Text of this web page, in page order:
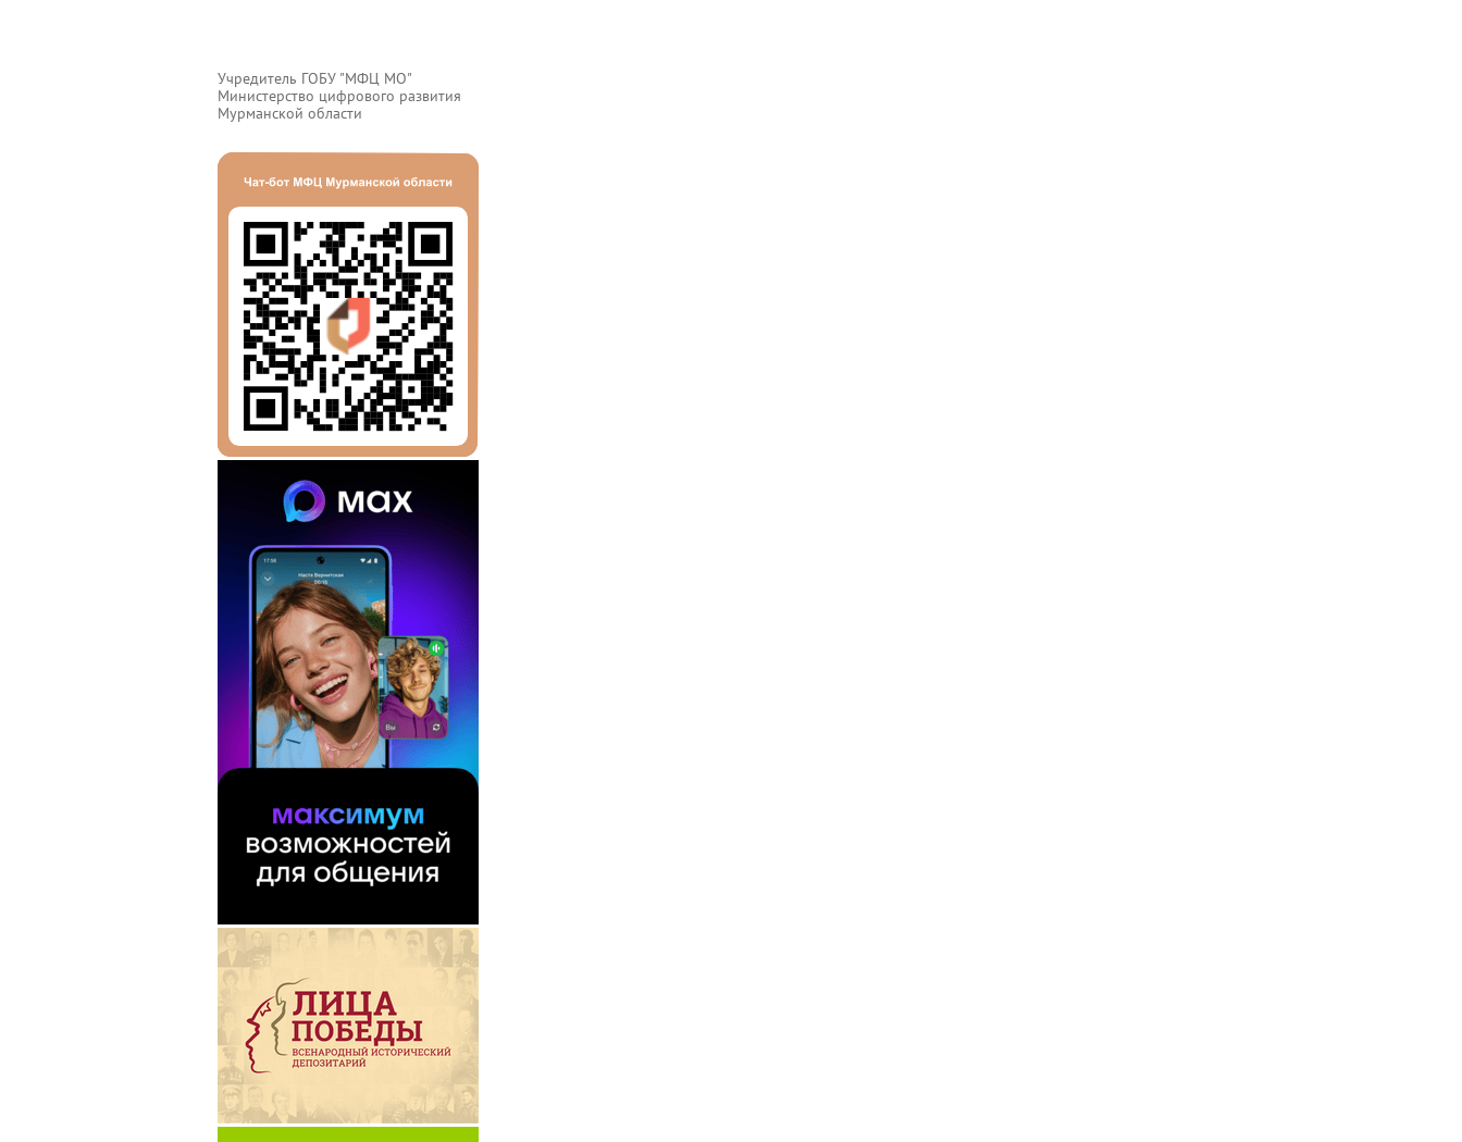
Учредитель ГОБУ "МФЦ МО"
Министерство цифрового развития
Мурманской области